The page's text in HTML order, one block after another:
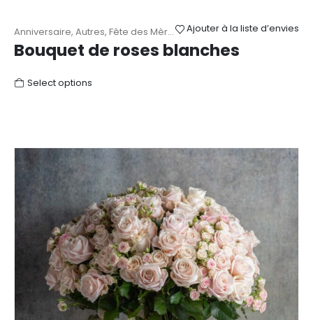
Ajouter à la liste d’envies
Anniversaire, Autres, Fête des Mères ,Mariage,Naissance,
Bouquet de roses blanches
Select options